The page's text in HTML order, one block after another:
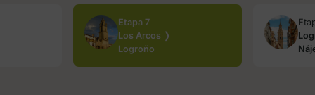
Etapa 7
Los Arcos ❭
Logroño